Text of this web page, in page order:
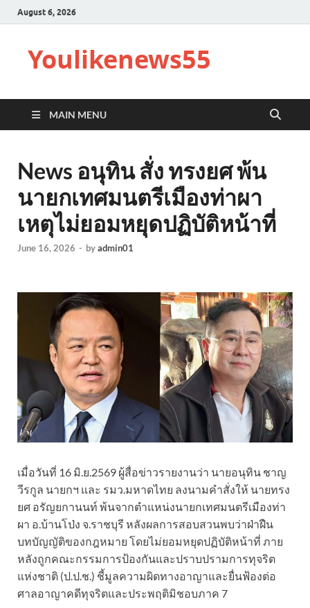
August 6, 2026
Youlikenews55
MAIN MENU
News อนุทิน สั่ง ทรงยศ พ้น
นายกเทศมนตรีเมืองท่าผา
เหตุไม่ยอมหยุดปฏิบัติหน้าที่
June 16, 2026 - byadmin01
เมื่อวันที่ 16 มิ.ย.2569 ผู้สื่อข่าวรายงานว่า นายอนุทิน ชาญ
วีรกูล นายกฯ และ รมว.มหาดไทย ลงนามคำสั่งให้ นายทรง
ยศ อรัญยกานนท์ พ้นจากตำแหน่งนายกเทศมนตรีเมืองท่า
ผา อ.บ้านโป่ง จ.ราชบุรี หลังผลการสอบสวนพบว่าฝ่าฝืน
บทบัญญัติของกฎหมาย โดยไม่ยอมหยุดปฏิบัติหน้าที่ ภาย
หลังถูกคณะกรรมการป้องกันและปราบปรามการทุจริต
แห่งชาติ (ป.ป.ช.) ชี้มูลความผิดทางอาญาและยื่นฟ้องต่อ
ศาลอาญาคดีทุจริตและประพฤติมิชอบภาค 7